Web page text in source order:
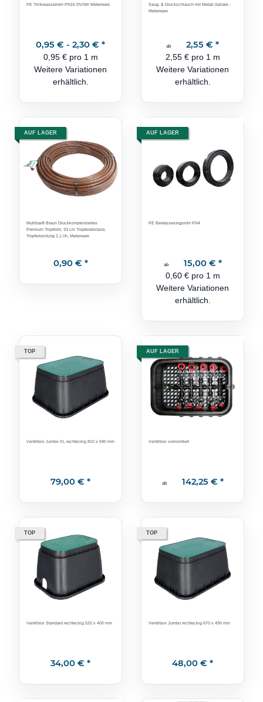
PE Trinkwasserrohr PN16 DVGW Meterware
0,95 € - 2,30 € *
0,95 € pro 1 m
Weitere Variationen
erhältlich.
Saug- & Druckschlauch mit Metall-Spirale -
Meterware
ab 2,55 € *
2,55 € pro 1 m
Weitere Variationen
erhältlich.
AUF LAGER
Multibar® Braun Druckkompensiertes
Premium Tropfrohr, 33 cm Tropferabstand,
Tropferleistung 2,1 l/h, Meterware
0,90 € *
AUF LAGER
PE Bewässerungsrohr PN4
ab 15,00 € *
0,60 € pro 1 m
Weitere Variationen
erhältlich.
TOP
Ventilbox Jumbo XL rechteckig 810 x 590 mm
79,00 € *
AUF LAGER
Ventilbox vormontiert
ab 142,25 € *
TOP
Ventilbox Standard rechteckig 520 x 400 mm
34,00 € *
TOP
Ventilbox Jumbo rechteckig 670 x 490 mm
48,00 € *